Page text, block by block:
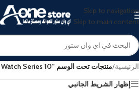
Skip to navigation
Skip to main content
الرئيسية/منتجات تحت الوسم “Apple Watch Series 10”
إظهار الشريط الجانبي